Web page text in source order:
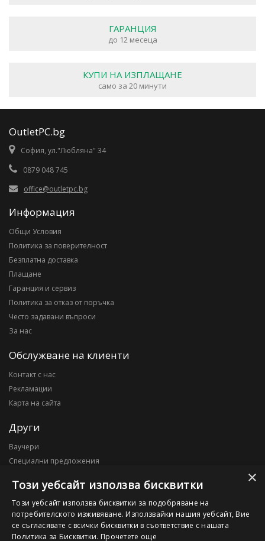
ГАРАНЦИЯ
до 12 месеца
КУПИ НА ИЗПЛАЩАНЕ
само за 20 минути
OutletPC.bg
София, ул."Любляна" 34
0879 048 745
office@outletpc.bg
Информация
Общи Условия
Политика за поверителност
Безплатна доставка
Плащане
Гаранция и сервиз
Политика за отказ от поръчка
Често задавани въпроси
За нас
Обслужване на клиенти
Контакт с нас
Рекламации
Карта на сайта
Други
Ваучери
Специални предложения
Моят профил
Моят профил
История на поръчките
×
Този уебсайт използва бисквитки
Този уебсайт използва бисквитки за подобряване на
потребителското изживяване. Използвайки нашия уебсайт, Вие
се съгласявате с всички бисквитки в съответствие с нашата
Политика за Бисквитки. Прочетете още